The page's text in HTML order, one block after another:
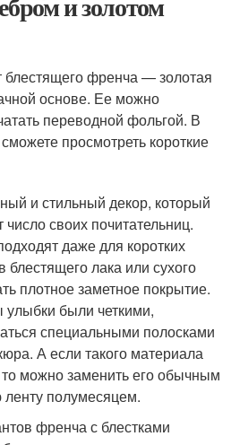
френча — золотая
основе. Ее можно
переводной фольгой. В
просмотреть короткие
и стильный декор, который
своих почитательниц.
даже для коротких
блестящего лака или сухого
плотное заметное покрытие.
улыбки были четкими,
специальными полосками
А если такого материала
то можно заменить его обычным
ленту полумесяцем.
френча с блестками